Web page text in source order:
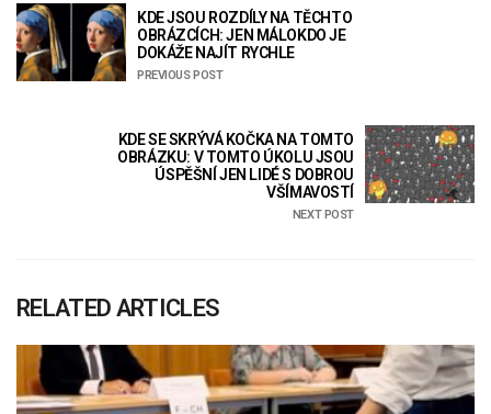
KDE JSOU ROZDÍLY NA TĚCHTO
OBRÁZCÍCH: JEN MÁLOKDO JE
DOKÁŽE NAJÍT RYCHLE
PREVIOUS POST
KDE SE SKRÝVÁ KOČKA NA TOMTO
OBRÁZKU: V TOMTO ÚKOLU JSOU
ÚSPĚŠNÍ JEN LIDÉ S DOBROU
VŠÍMAVOSTÍ
NEXT POST
RELATED ARTICLES